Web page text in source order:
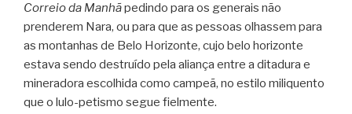
Correio da Manhãpedindo para os generais não
prenderem Nara, ou para que as pessoas olhassem para
as montanhas de Belo Horizonte, cujo belo horizonte
estava sendo destruído pela aliança entre a ditadura e
mineradora escolhida como campeã, no estilo miliquento
que o lulo-petismo segue fielmente.